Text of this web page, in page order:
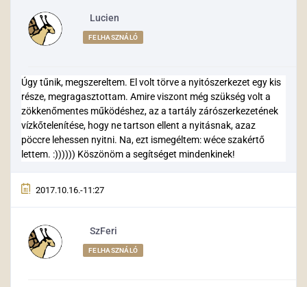
Lucien
FELHASZNÁLÓ
Úgy tűnik, megszereltem. El volt törve a nyitószerkezet egy kis
része, megragasztottam. Amire viszont még szükség volt a
zökkenőmentes működéshez, az a tartály zárószerkezetének
vízkőtelenítése, hogy ne tartson ellent a nyitásnak, azaz
pöccre lehessen nyitni. Na, ezt ismegéltem: wéce szakértő
lettem. :)))))) Köszönöm a segítséget mindenkinek!
2017.10.16.-11:27
SzFeri
FELHASZNÁLÓ